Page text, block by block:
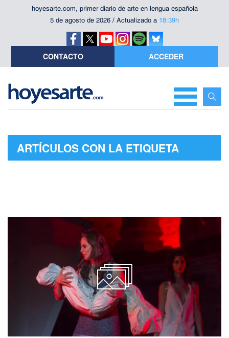
hoyesarte.com, primer diario de arte en lengua española
5 de agosto de 2026 / Actualizado a 18:39h
CONTACTO ACCEDER
ARTÍCULOS CON LA ETIQUETA